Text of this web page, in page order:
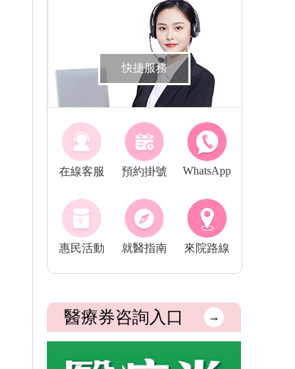
快捷服務
在線客服 預約掛號 WhatsApp
惠民活動 就醫指南 來院路線
醫療券咨詢入口 →